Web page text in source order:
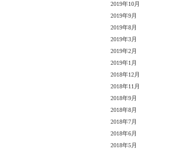
2019年10月
2019年9月
2019年8月
2019年3月
2019年2月
2019年1月
2018年12月
2018年11月
2018年9月
2018年8月
2018年7月
2018年6月
2018年5月